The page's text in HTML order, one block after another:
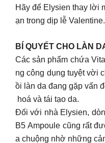
Hãy để Elysien thay lời
ạn trong dịp lễ Valentine.
BÍ QUYẾT CHO LÀN
Các sản phẩm chứa
ng công dụng tuyệt vời
ồi làn da đang gặp vấn
hoá và tái tạo da.
Đối với nhà Elysien,
B5 Ampoule cũng rất
a chuộng nhờ những